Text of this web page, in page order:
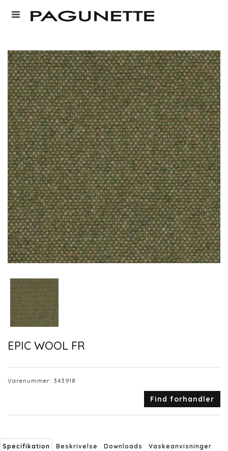
EPIC WOOL FR
Varenummer: 343918
Find forhandler
Specifikation Beskrivelse Downloads Vaskeanvisninger